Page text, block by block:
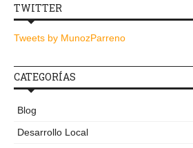
TWITTER
Tweets by MunozParreno
CATEGORÍAS
Blog
Desarrollo Local